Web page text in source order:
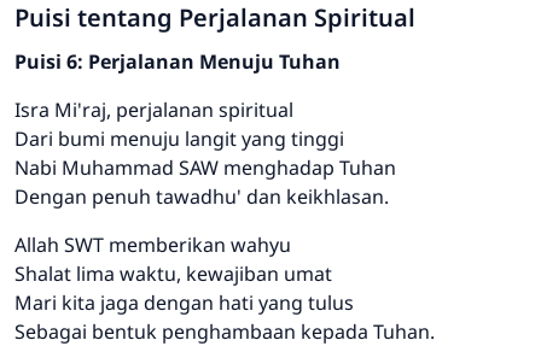
Puisi tentang Perjalanan Spiritual
Puisi 6: Perjalanan Menuju Tuhan
Isra Mi'raj, perjalanan spiritual
Dari bumi menuju langit yang tinggi
Nabi Muhammad SAW menghadap Tuhan
Dengan penuh tawadhu' dan keikhlasan.
Allah SWT memberikan wahyu
Shalat lima waktu, kewajiban umat
Mari kita jaga dengan hati yang tulus
Sebagai bentuk penghambaan kepada Tuhan.